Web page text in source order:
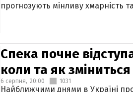
прогнозують мінливу хмарність
Спека почне
коли та як
6 серпня, 20:00 1031
Найближчими днями в Україні